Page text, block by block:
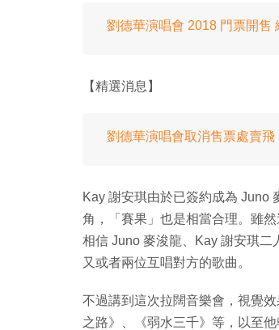
劉德華演唱會 2018 門票開售
【精選消息】
劉德華演唱會取消售票處賣
Kay 謝安琪由於已簽約成為 Juno
角，「賽果」也是相當合理。雖
相信 Juno 麥浚龍、Kay 謝安琪二
又或者兩位互唱對方的歌曲。
不過講到這次拉闊音樂會，視覺
之路》、《弱水三千》等，以至